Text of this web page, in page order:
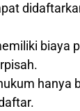
biaya
hanya